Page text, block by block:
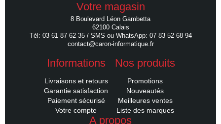
Votre magasin
8 Boulevard Léon Gambetta
62100 Calais
Tél: 03 61 87 62 35 / SMS ou WhatsApp: 07 83 52 68 94
contact@caron-informatique.fr
Informations
Livraisons et retours
Garantie satisfaction
Paiement sécurisé
Votre compte
Nos produits
Promotions
Nouveautés
Meilleures ventes
Liste des marques
A propos